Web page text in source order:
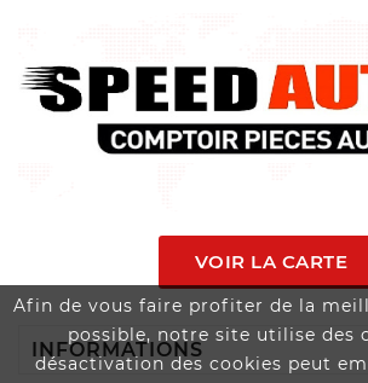
Afin de vous faire profiter de la
possible, notre site utilise des
désactivation des cookies peut
VOIR LA CARTE
INFORMATIONS